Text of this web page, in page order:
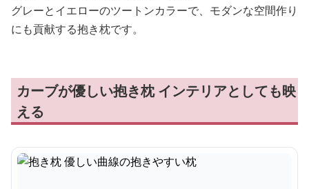
グレーとイエローのツートンカラーで、モダンな空間作り
にも貢献する抱き枕です。
カーブが優しい抱き枕 インテリアとしても映
える